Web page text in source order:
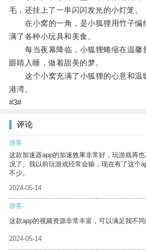
毛，还挂上了一串闪闪发光的小灯笼。
在小窝的一角，是小狐狸用竹子编
满了各种小玩具和美食。
每当夜幕降临，小狐狸蜷缩在温馨
眼睛入睡，做着甜美的梦。
这个小窝充满了小狐狸的心意和温
港湾。
#3#
评论
游客
这款加速器app的加速效果非常好，玩游戏再
况了。我以前玩游戏经常会输，现在有了这个
不少。
2024-05-14
游客
这款app的视频资源非常丰富，可以满足我不同
2024-05-14